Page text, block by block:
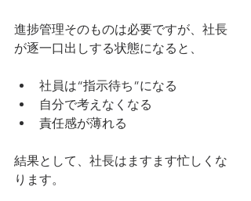
進捗管理そのものは必要ですが、社長
が逐一口出しする状態になると、
社員は“指示待ち”になる
自分で考えなくなる
責任感が薄れる
結果として、社長はますます忙しくな
ります。